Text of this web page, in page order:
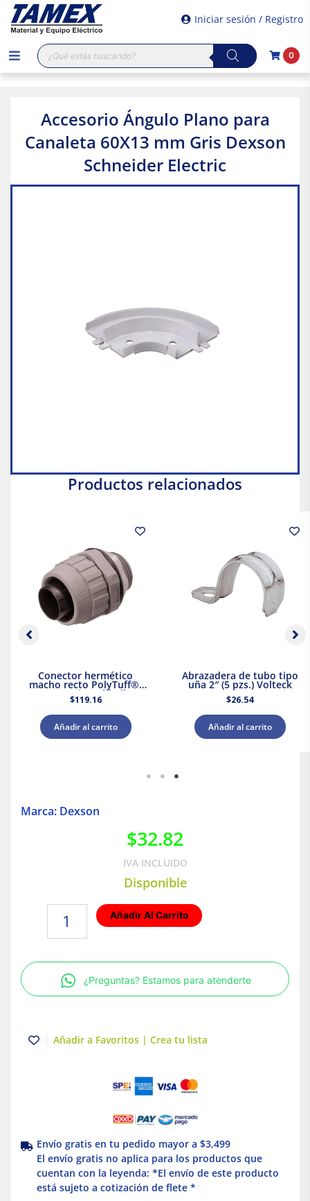
Iniciar sesión / Registro
Búsqueda
de
productos
0
Accesorio Ángulo Plano para
Canaleta 60X13 mm Gris Dexson
Schneider Electric
Productos relacionados
Conector hermético
macho recto PolyTuff®,
1/2″ Gris Hubbell
$119.16
Añadir al carrito
Abrazadera de tubo tipo
uña 2″ (5 pzs.) Volteck
$26.54
Añadir al carrito
Marca: Dexson
$32.82
IVA INCLUIDO
Disponible
Canaleta
60X13
mm
Schneider
Añadir Al Carrito
¿Preguntas? Estamos para atenderte
Añadir a Favoritos | Crea tu lista
Envío gratis en tu pedido mayor a $3,499
El envío gratis no aplica para los productos que
cuentan con la leyenda: *El envío de este producto
está sujeto a cotización de flete *